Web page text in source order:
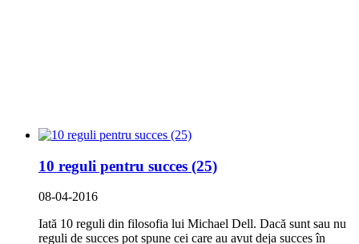
10 reguli pentru succes (25)
08-04-2016
Iată 10 reguli din filosofia lui Michael Dell. Dacă sunt sau nu
reguli de succes pot spune cei care au avut deja succes în